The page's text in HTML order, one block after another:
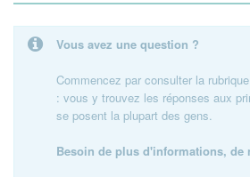
Vous avez une question ?
Commencez par consulter la
: vous y trouvez les réponses aux
se posent la plupart des gens.
Besoin de plus d'informations, de